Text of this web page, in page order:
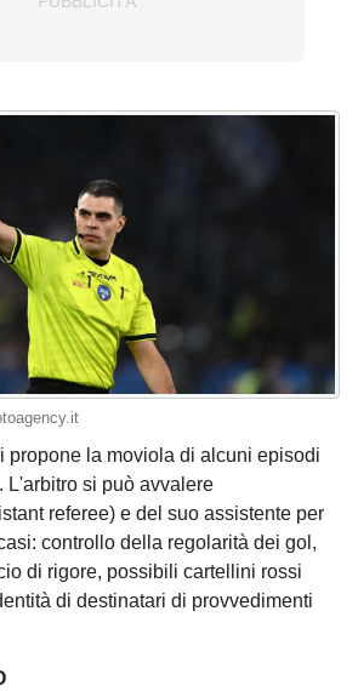
propone la moviola di alcuni episodi
L'arbitro si può avvalere
referee) e del suo assistente per
controllo della regolarità dei gol,
di rigore, possibili cartellini rossi
di destinatari di provvedimenti